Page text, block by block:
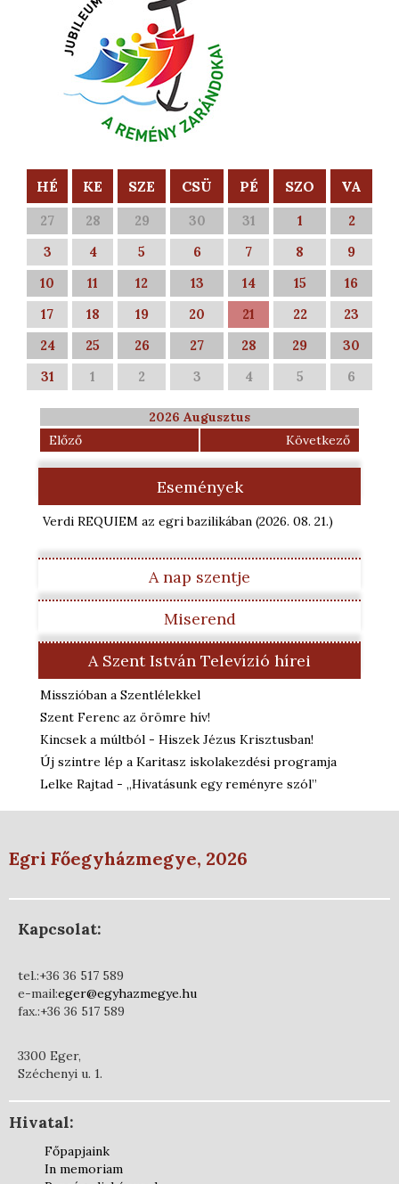
HÉ KE SZE CSÜ PÉ SZO VA
27 28 29 30 31 1
2
3
4 5 6 7 8
9
10
11 12 13 14 15
16
17
18 19 20 21 22
23
24
25 26 27 28 29
30
31
1 2 3 4 5 6
2026 Augusztus
Előző
Következő
Események
Verdi REQUIEM az egri bazilikában (2026. 08. 21.)
A nap szentje
Miserend
A Szent István Televízió hírei
Misszióban a Szentlélekkel
Szent Ferenc az örömre hív!
Kincsek a múltból - Hiszek Jézus Krisztusban!
Új szintre lép a Karitasz iskolakezdési programja
Lelke Rajtad - „Hivatásunk egy reményre szól”
Egri Főegyházmegye, 2026
Kapcsolat:
tel.:+36 36 517 589
e-mail:eger@egyhazmegye.hu
fax.:+36 36 517 589
3300 Eger,
Széchenyi u. 1.
Hivatal:
Főpapjaink
In memoriam